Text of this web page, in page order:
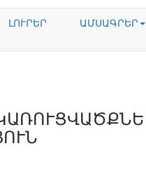
ԼՈՒՐԵՐ ԱՄՍԱԳՐԵՐ